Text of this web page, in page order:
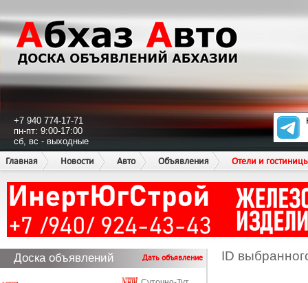
+7 940 774-17-71
пн-пт: 9:00-17:00
сб, вс - выходные
Главная
Новости Авто Объявления Отели и
Доска объявлений Дать объявление ID